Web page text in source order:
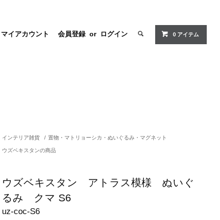
マイアカウント 会員登録 or ログイン 0 アイテム
インテリア雑貨 / 置物・マトリョーシカ・ぬいぐるみ・マグネット
ウズベキスタンの商品
ウズベキスタン アトラス模様 ぬいぐ
るみ クマ S6
uz-coc-S6